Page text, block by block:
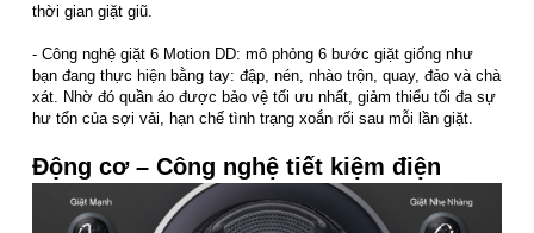
thời gian giặt giũ.
- Công nghệ giặt 6 Motion DD: mô phỏng 6 bước giặt giống như
bạn đang thực hiện bằng tay: đập, nén, nhào trộn, quay, đảo và chà
xát. Nhờ đó quần áo được bảo vệ tối ưu nhất, giảm thiểu tối đa sự
hư tổn của sợi vải, hạn chế tình trạng xoắn rối sau mỗi lần giặt.
Động cơ – Công nghệ tiết kiệm điện